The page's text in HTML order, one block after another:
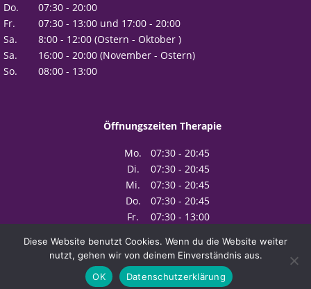
Do.
07:30 - 20:00
Fr.
07:30 - 13:00 und 17:00 - 20:00
Sa.
8:00 - 12:00 (Ostern - Oktober )
Sa.
16:00 - 20:00 (November - Ostern)
So.
08:00 - 13:00
Öffnungszeiten Therapie
Mo.
07:30 - 20:45
Di.
07:30 - 20:45
Mi.
07:30 - 20:45
Do.
07:30 - 20:45
Fr.
07:30 - 13:00
Impressum Datenschutzerklärung
Diese Website benutzt Cookies. Wenn du die Website weiter
nutzt, gehen wir von deinem Einverständnis aus.
OK
Datenschutzerklärung